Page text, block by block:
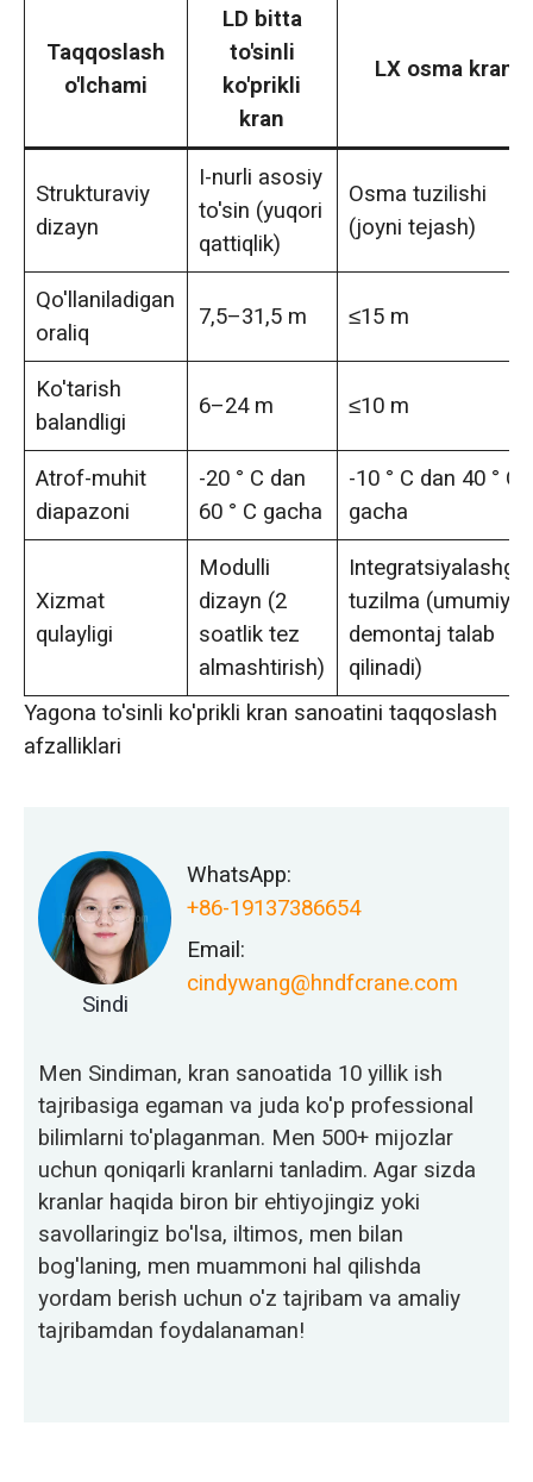
Taqqoslash
o'lchami
LD bitta
to'sinli
ko'prikli
kran
LX osma kran
Strukturaviy
dizayn
I-nurli asosiy
to'sin (yuqori
qattiqlik)
Osma tuzilishi
(joyni tejash)
Qo'llaniladigan
oraliq
7,5–31,5 m ≤15 m
Ko'tarish
balandligi
6–24 m ≤10 m
Atrof-muhit
diapazoni
-20 ° C dan
60 ° C gacha
-10 ° C dan 40 ° C
gacha
Xizmat
qulayligi
Modulli
dizayn (2
soatlik tez
almashtirish)
tuzilma (umumiy
demontaj talab
qilinadi)
Yagona to'sinli ko'prikli kran sanoatini taqqoslash
afzalliklari
Sindi
WhatsApp:
+86-19137386654
Email:
cindywang@hndfcrane.com
Men Sindiman, kran sanoatida 10 yillik ish
tajribasiga egaman va juda ko'p professional
bilimlarni to'plaganman. Men 500+ mijozlar
uchun qoniqarli kranlarni tanladim. Agar sizda
kranlar haqida biron bir ehtiyojingiz yoki
savollaringiz bo'lsa, iltimos, men bilan
bog'laning, men muammoni hal qilishda
yordam berish uchun o'z tajribam va amaliy
tajribamdan foydalanaman!